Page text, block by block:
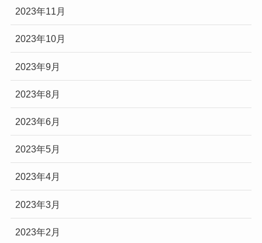
2023年11月
2023年10月
2023年9月
2023年8月
2023年6月
2023年5月
2023年4月
2023年3月
2023年2月